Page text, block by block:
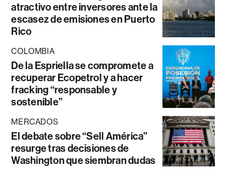
atractivo entre inversores ante la
escasez de emisiones en Puerto
Rico
COLOMBIA
De la Espriella se compromete a
recuperar Ecopetrol y a hacer
fracking “responsable y
sostenible”
MERCADOS
El debate sobre “Sell América”
resurge tras decisiones de
Washington que siembran dudas